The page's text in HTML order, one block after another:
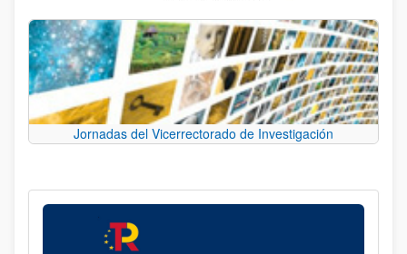
Jornadas del Vicerrectorado de Investigación